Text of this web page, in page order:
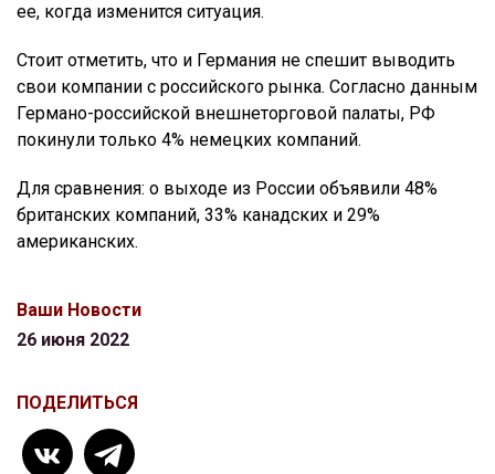
ее, когда изменится ситуация.
Стоит отметить, что и Германия не спешит выводить
свои компании с российского рынка. Согласно данным
Германо-российской внешнеторговой палаты, РФ
покинули только 4% немецких компаний.
Для сравнения: о выходе из России объявили 48%
британских компаний, 33% канадских и 29%
американских.
Ваши Новости
26 июня 2022
ПОДЕЛИТЬСЯ